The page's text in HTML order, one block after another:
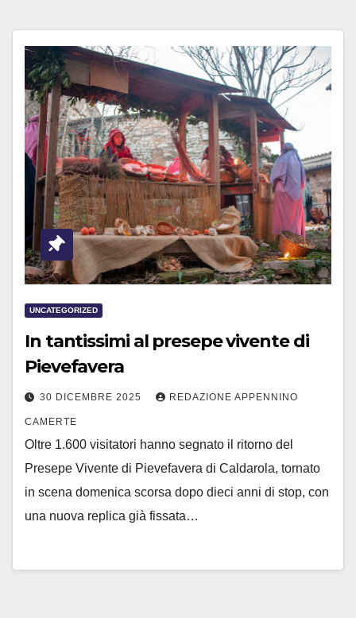
UNCATEGORIZED
In tantissimi al presepe vivente di
Pievefavera
30 DICEMBRE 2025 REDAZIONE APPENNINO
CAMERTE
Oltre 1.600 visitatori hanno segnato il ritorno del
Presepe Vivente di Pievefavera di Caldarola, tornato
in scena domenica scorsa dopo dieci anni di stop, con
una nuova replica già fissata…